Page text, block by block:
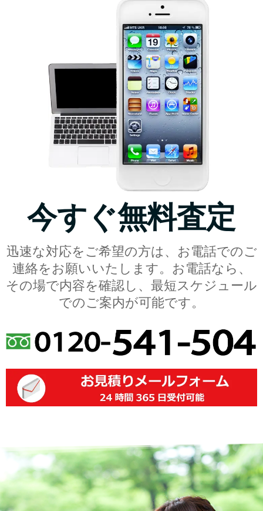
今すぐ無料査定
迅速な対応をご希望の方は、お電話でのご
連絡をお願いいたします。お電話なら、
その場で内容を確認し、最短スケジュール
でのご案内が可能です。